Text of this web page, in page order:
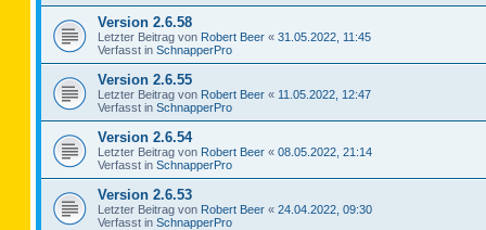
Version 2.6.58
Letzter Beitrag von Robert Beer « 31.05.2022, 11:45
Verfasst in SchnapperPro
Version 2.6.55
Letzter Beitrag von Robert Beer « 11.05.2022, 12:47
Verfasst in SchnapperPro
Version 2.6.54
Letzter Beitrag von Robert Beer « 08.05.2022, 21:14
Verfasst in SchnapperPro
Version 2.6.53
Letzter Beitrag von Robert Beer « 24.04.2022, 09:30
Verfasst in SchnapperPro